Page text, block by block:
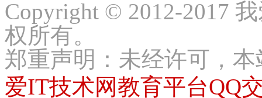
Copyright © 2012-2017
权所有。
郑重声明：未经许可，
爱IT技术网教育平台QQ